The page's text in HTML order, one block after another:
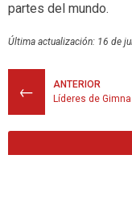
partes del mundo.
Última actualización: 16 de
←
ANTERIOR
Líderes de